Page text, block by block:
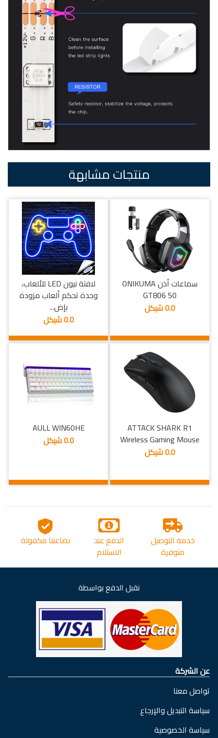
منتجات مشابهة
سماعات أذن ONIKUMA
GT806 50
0.0 شيكل
لافتة نيون LED للألعاب،
وحدة تحكم ألعاب مزودة
بإض...
0.0 شيكل
ATTACK SHARK R1
Wireless Gaming Mouse
0.0 شيكل
AULL WIN60HE
0.0 شيكل
خدمة التوصيل
متوفرة
الدفع عند
الاستلام
بضاعتنا مكفولة
نقبل الدفع بواسطة
عن الشركة
تواصل معنا
سياسة التبديل والإرجاع
سياسة الخصوصية